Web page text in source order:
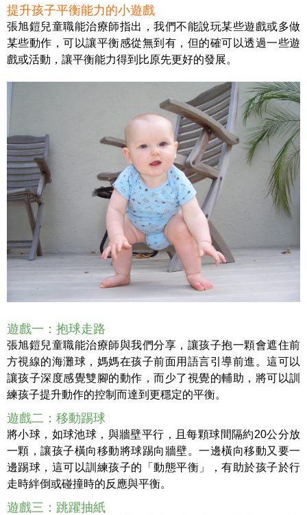
提升孩子平衡能力的小遊戲
張旭鎧兒童職能治療師指出，我們不能說玩某些遊戲或多做
某些動作，可以讓平衡感從無到有，但的確可以透過一些遊
戲或活動，讓平衡能力得到比原先更好的發展。
遊戲一：抱球走路
張旭鎧兒童職能治療師與我們分享，讓孩子抱一顆會遮住前
方視線的海灘球，媽媽在孩子前面用語言引導前進。這可以
讓孩子深度感覺雙腳的動作，而少了視覺的輔助，將可以訓
練孩子提升動作的控制而達到更穩定的平衡。
遊戲二：移動踢球
將小球，如球池球，與牆壁平行，且每顆球間隔約20公分放
一顆，讓孩子橫向移動將球踢向牆壁。一邊橫向移動又要一
邊踢球，這可以訓練孩子的「動態平衡」，有助於孩子於行
走時絆倒或碰撞時的反應與平衡。
遊戲三：跳躍抽紙